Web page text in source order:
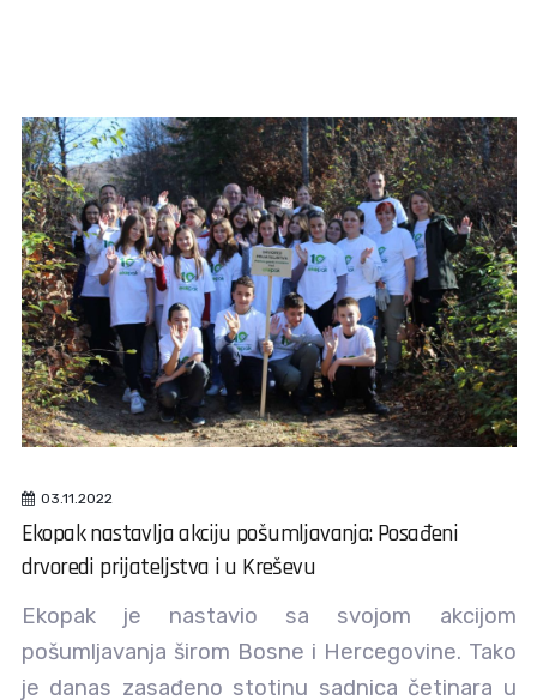
03.11.2022
Ekopak nastavlja akciju pošumljavanja: Posađeni
drvoredi prijateljstva i u Kreševu
Ekopak je nastavio sa svojom akcijom
pošumljavanja širom Bosne i Hercegovine. Tako
je danas zasađeno stotinu sadnica četinara u